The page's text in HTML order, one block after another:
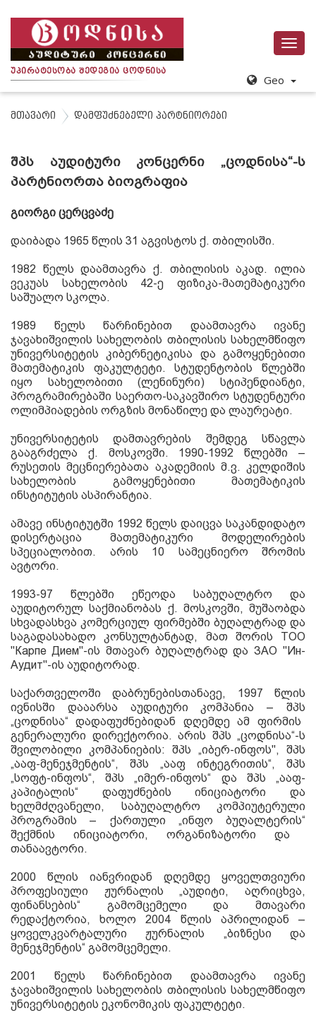
ᲣᲞᲘᲠᲐᲢᲔᲡᲝᲑᲐ ᲨᲔᲓᲔᲒᲘᲐ ᲪᲝᲓᲜᲘᲡᲐ
Geo
მთავარი დამფუძნებელი პარტნიორები
შპს აუდიტური კონცერნი „ცოდნისა“-ს
პარტნიორთა ბიოგრაფია
გიორგი ცერცვაძე
დაიბადა 1965 წლის 31 აგვისტოს ქ. თბილისში.
1982 წელს დაამთავრა ქ. თბილისის აკად.ილია
ვეკუას სახელობის 42-ე ფიზიკა-მათემატიკური
საშუალო სკოლა.
1989 წელს წარჩინებით დაამთავრა ივანე
ჯავახიშვილის სახელობის თბილისის სახელმწიფო
უნივერსიტეტის კიბერნეტიკისა და გამოყენებითი
მათემატიკის ფაკულტეტი.სტუდენტობის წლებში
იყო სახელობითი (ლენინური)სტიპენდიანტი,
პროგრამირებაში საერთო-საკავშირო სტუდენტური
ოლიმპიადების ორგზის მონაწილე და ლაურეატი.
უნივერსიტეტის დამთავრების შემდეგ სწავლა
გააგრძელა ქ. მოსკოვში. 1990-1992წლებში –
რუსეთის მეცნიერებათა აკადემიის მ.ვ. კელდიშის
სახელობის გამოყენებითი მათემატიკის
ინსტიტუტის ასპირანტია.
ამავე ინსტიტუტში 1992 წელს დაიცვა საკანდიდატო
დისერტაცია მათემატიკური მოდელირების
სპეციალობით. არის 10 სამეცნიერო შრომის
ავტორი.
1993-97 წლებში ეწეოდა საბუღალტრო და
აუდიტორულ საქმიანობას ქ. მოსკოვში, მუშაობდა
სხვადასხვა კომერციულ ფირმებში ბუღალტრად და
საგადასახადო კონსულტანტად, მათ შორის ТОО
"Карпе Дием"-ის მთავარ ბუღალტრად და ЗАО "Ин-
Аудит"-ის აუდიტორად.
საქართველოში დაბრუნებისთანავე, 1997წლის
ივნისში დააარსა აუდიტური კომპანია –შპს
„ცოდნისა“დადაფუძნებიდან დღემდე ამ ფირმის
გენერალური დირექტორია. არის შპს „ცოდნისა“-ს
შვილობილი კომპანიების: შპს „იბერ-ინფოს", შპს
„ააფ-მენეჯმენტის“, შპს „ააფ ინტეგრითის“, შპს
„სოფტ-ინფოს“, შპს „იმერ-ინფოს“ და შპს„ააფ-
კაპიტალის“ დაფუძნების ინიციატორი და
ხელმძღვანელი, საბუღალტრო კომპიუტერული
პროგრამის – ქართული „ინფო ბუღალტერის“
შექმნის ინიციატორი, ორგანიზატორი და
თანაავტორი.
2000 წლის იანვრიდან დღემდე ყოველთვიური
პროფესიული ჟურნალის„აუდიტი,აღრიცხვა,
ფინანსების“ გამომცემელი და მთავარი
რედაქტორია,ხოლო 2004 წლის აპრილიდან–
ყოველკვარტალური ჟურნალის „ბიზნესი და
მენეჯმენტის“ გამომცემელი.
2001 წელს წარჩინებით დაამთავრა ივანე
ჯავახიშვილის სახელობის თბილისის სახელმწიფო
უნივერსიტეტის ეკონომიკის ფაკულტეტი.